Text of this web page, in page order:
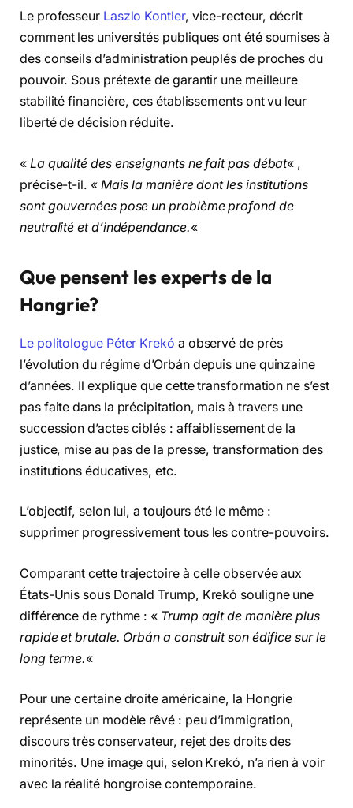
Le professeur Laszlo Kontler, vice-recteur, décrit
comment les universités publiques ont été soumises à
des conseils d’administration peuplés de proches du
pouvoir. Sous prétexte de garantir une meilleure
stabilité financière, ces établissements ont vu leur
liberté de décision réduite.
« La qualité des enseignants ne fait pas débat« ,
précise-t-il. « Mais la manière dont les institutions
sont gouvernées pose un problème profond de
neutralité et d’indépendance.«
Que pensent les experts de la
Hongrie?
Le politologue Péter Krekó a observé de près
l’évolution du régime d’Orbán depuis une quinzaine
d’années. Il explique que cette transformation ne s’est
pas faite dans la précipitation, mais à travers une
succession d’actes ciblés : affaiblissement de la
justice, mise au pas de la presse, transformation des
institutions éducatives, etc.
L’objectif, selon lui, a toujours été le même :
supprimer progressivement tous les contre-pouvoirs.
Comparant cette trajectoire à celle observée aux
États-Unis sous Donald Trump, Krekó souligne une
différence de rythme : « Trump agit de manière plus
rapide et brutale. Orbán a construit son édifice sur le
long terme.«
Pour une certaine droite américaine, la Hongrie
représente un modèle rêvé : peu d’immigration,
discours très conservateur, rejet des droits des
minorités. Une image qui, selon Krekó, n’a rien à voir
avec la réalité hongroise contemporaine.